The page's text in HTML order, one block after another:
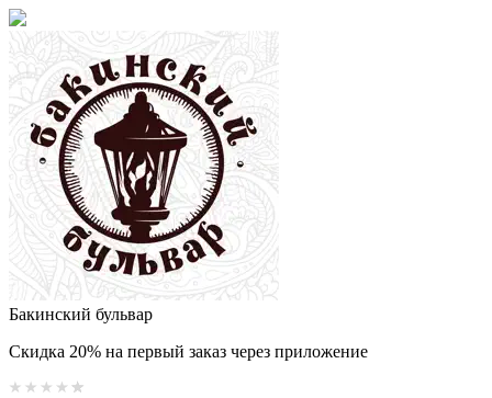
Бакинский бульвар
Скидка 20% на первый заказ через приложение